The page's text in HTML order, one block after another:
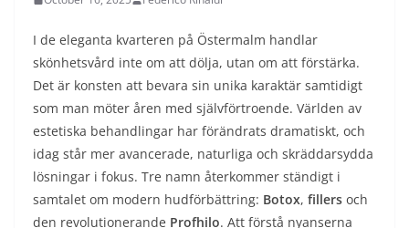
I de eleganta kvarteren på Östermalm handlar
skönhetsvård inte om att dölja, utan om att förstärka.
Det är konsten att bevara sin unika karaktär samtidigt
som man möter åren med självförtroende. Världen av
estetiska behandlingar har förändrats dramatiskt, och
idag står mer avancerade, naturliga och skräddarsydda
lösningar i fokus. Tre namn återkommer ständigt i
samtalet om modern hudförbättring: Botox, fillers och
den revolutionerande Profhilo. Att förstå nyanserna